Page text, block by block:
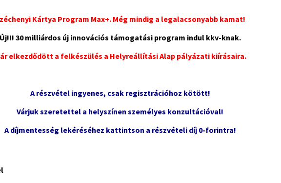
Kártya Program Max+. Még mindig a legalacsonyabb kamat!
Új!!! 30 milliárdos új innovációs támogatási program indul kkv-knak.
elkezdődött a felkészülés a Helyreállítási Alap pályázati kiírásaira.
A részvétel ingyenes, csak regisztrációhoz kötött!
Várjuk szeretettel a helyszínen személyes konzultációval!
A díjmentesség lekéréséhez kattintson a részvételi díj 0-forintra!